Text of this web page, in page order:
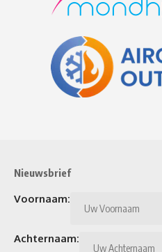
Nieuwsbrief
Voornaam:
Achternaam: